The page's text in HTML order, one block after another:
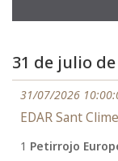
31 de julio de
31/07/2026
EDAR Sant
1 Petirrojo